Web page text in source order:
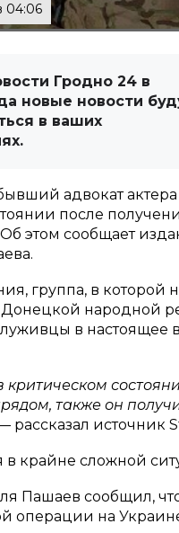
04:06
Гродно 24 в
новые новости
в ваших
адвокат
после
этом сообщает
группа, в которой
народной
в
также он
рассказал источник
в крайне сложной
Пашаев сообщил,
операции на